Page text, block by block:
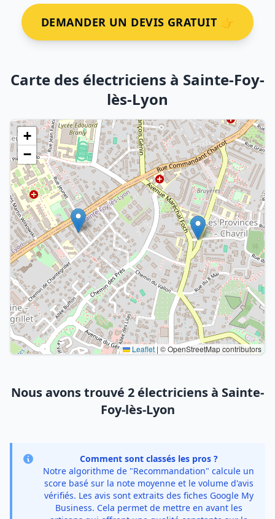
DEMANDER UN DEVIS GRATUIT 👉
Carte des électriciens à Sainte-Foy-
lès-Lyon
+
−
Leaflet | © OpenStreetMap contributors
Nous avons trouvé 2 électriciens à Sainte-
Foy-lès-Lyon
Comment sont classés les pros ?
Notre algorithme de "Recommandation" calcule un
score basé sur la note moyenne et le volume d'avis
vérifiés. Les avis sont extraits des fiches Google My
Business. Cela permet de mettre en avant les